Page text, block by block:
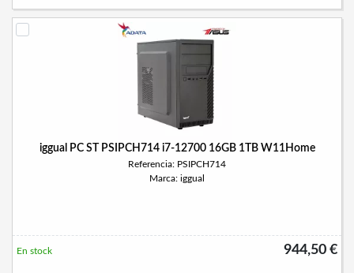
iggual PC ST PSIPCH714 i7-12700 16GB 1TB W11Home
Referencia: PSIPCH714
Marca: iggual
944,50 €
En stock